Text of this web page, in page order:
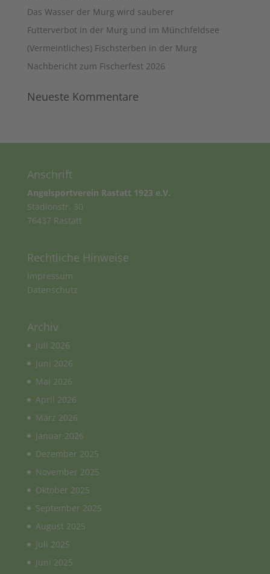
Das Wasser der Murg wird sauberer
Futterverbot in der Murg und im Münchfeldsee
(Vermeintliches) Fischsterben in der Murg
Nachbericht zum Fischerfest 2026
Neueste Kommentare
Anschrift
Angelsportverein Rastatt 1923 e.V.
Stadionstr. 30
76437 Rastatt
Rechtliche Hinweise
Impressum
Datenschutz
Archiv
Juli 2026
Juni 2026
Mai 2026
April 2026
März 2026
Januar 2026
Dezember 2025
November 2025
Oktober 2025
September 2025
August 2025
Juli 2025
Juni 2025